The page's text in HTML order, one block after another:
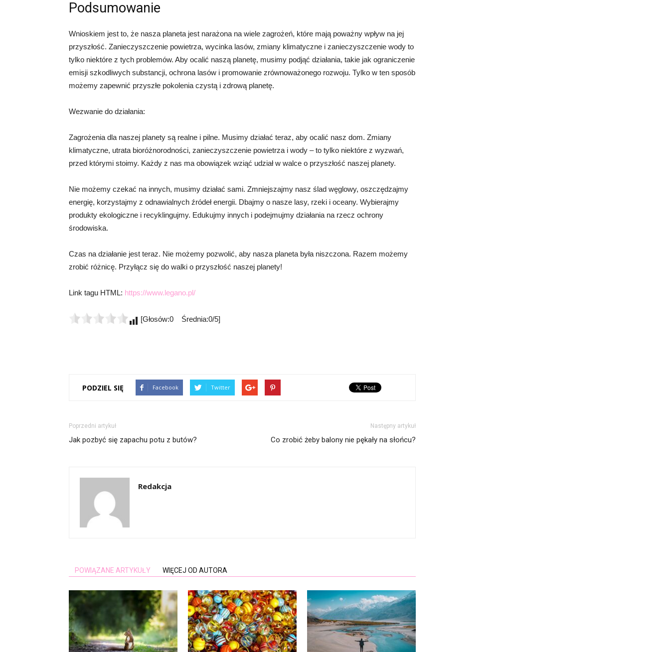
Podsumowanie
Wnioskiem jest to, że nasza planeta jest narażona na wiele zagrożeń, które mają poważny wpływ na jej
przyszłość. Zanieczyszczenie powietrza, wycinka lasów, zmiany klimatyczne i zanieczyszczenie wody to
tylko niektóre z tych problemów. Aby ocalić naszą planetę, musimy podjąć działania, takie jak ograniczenie
emisji szkodliwych substancji, ochrona lasów i promowanie zrównoważonego rozwoju. Tylko w ten sposób
możemy zapewnić przyszłe pokolenia czystą i zdrową planetę.
Wezwanie do działania:
Zagrożenia dla naszej planety są realne i pilne. Musimy działać teraz, aby ocalić nasz dom. Zmiany
klimatyczne, utrata bioróżnorodności, zanieczyszczenie powietrza i wody – to tylko niektóre z wyzwań,
przed którymi stoimy. Każdy z nas ma obowiązek wziąć udział w walce o przyszłość naszej planety.
Nie możemy czekać na innych, musimy działać sami. Zmniejszajmy nasz ślad węglowy, oszczędzajmy
energię, korzystajmy z odnawialnych źródeł energii. Dbajmy o nasze lasy, rzeki i oceany. Wybierajmy
produkty ekologiczne i recyklingujmy. Edukujmy innych i podejmujmy działania na rzecz ochrony
środowiska.
Czas na działanie jest teraz. Nie możemy pozwolić, aby nasza planeta była niszczona. Razem możemy
zrobić różnicę. Przyłącz się do walki o przyszłość naszej planety!
Link tagu HTML: https://www.legano.pl/
[Głosów:0 Średnia:0/5]
PODZIEL SIĘ Facebook Twitter
Poprzedni artykuł
Jak pozbyć się zapachu potu z butów?
Następny artykuł
Co zrobić żeby balony nie pękały na słońcu?
Redakcja
POWIĄZANE ARTYKUŁY WIĘCEJ OD AUTORA